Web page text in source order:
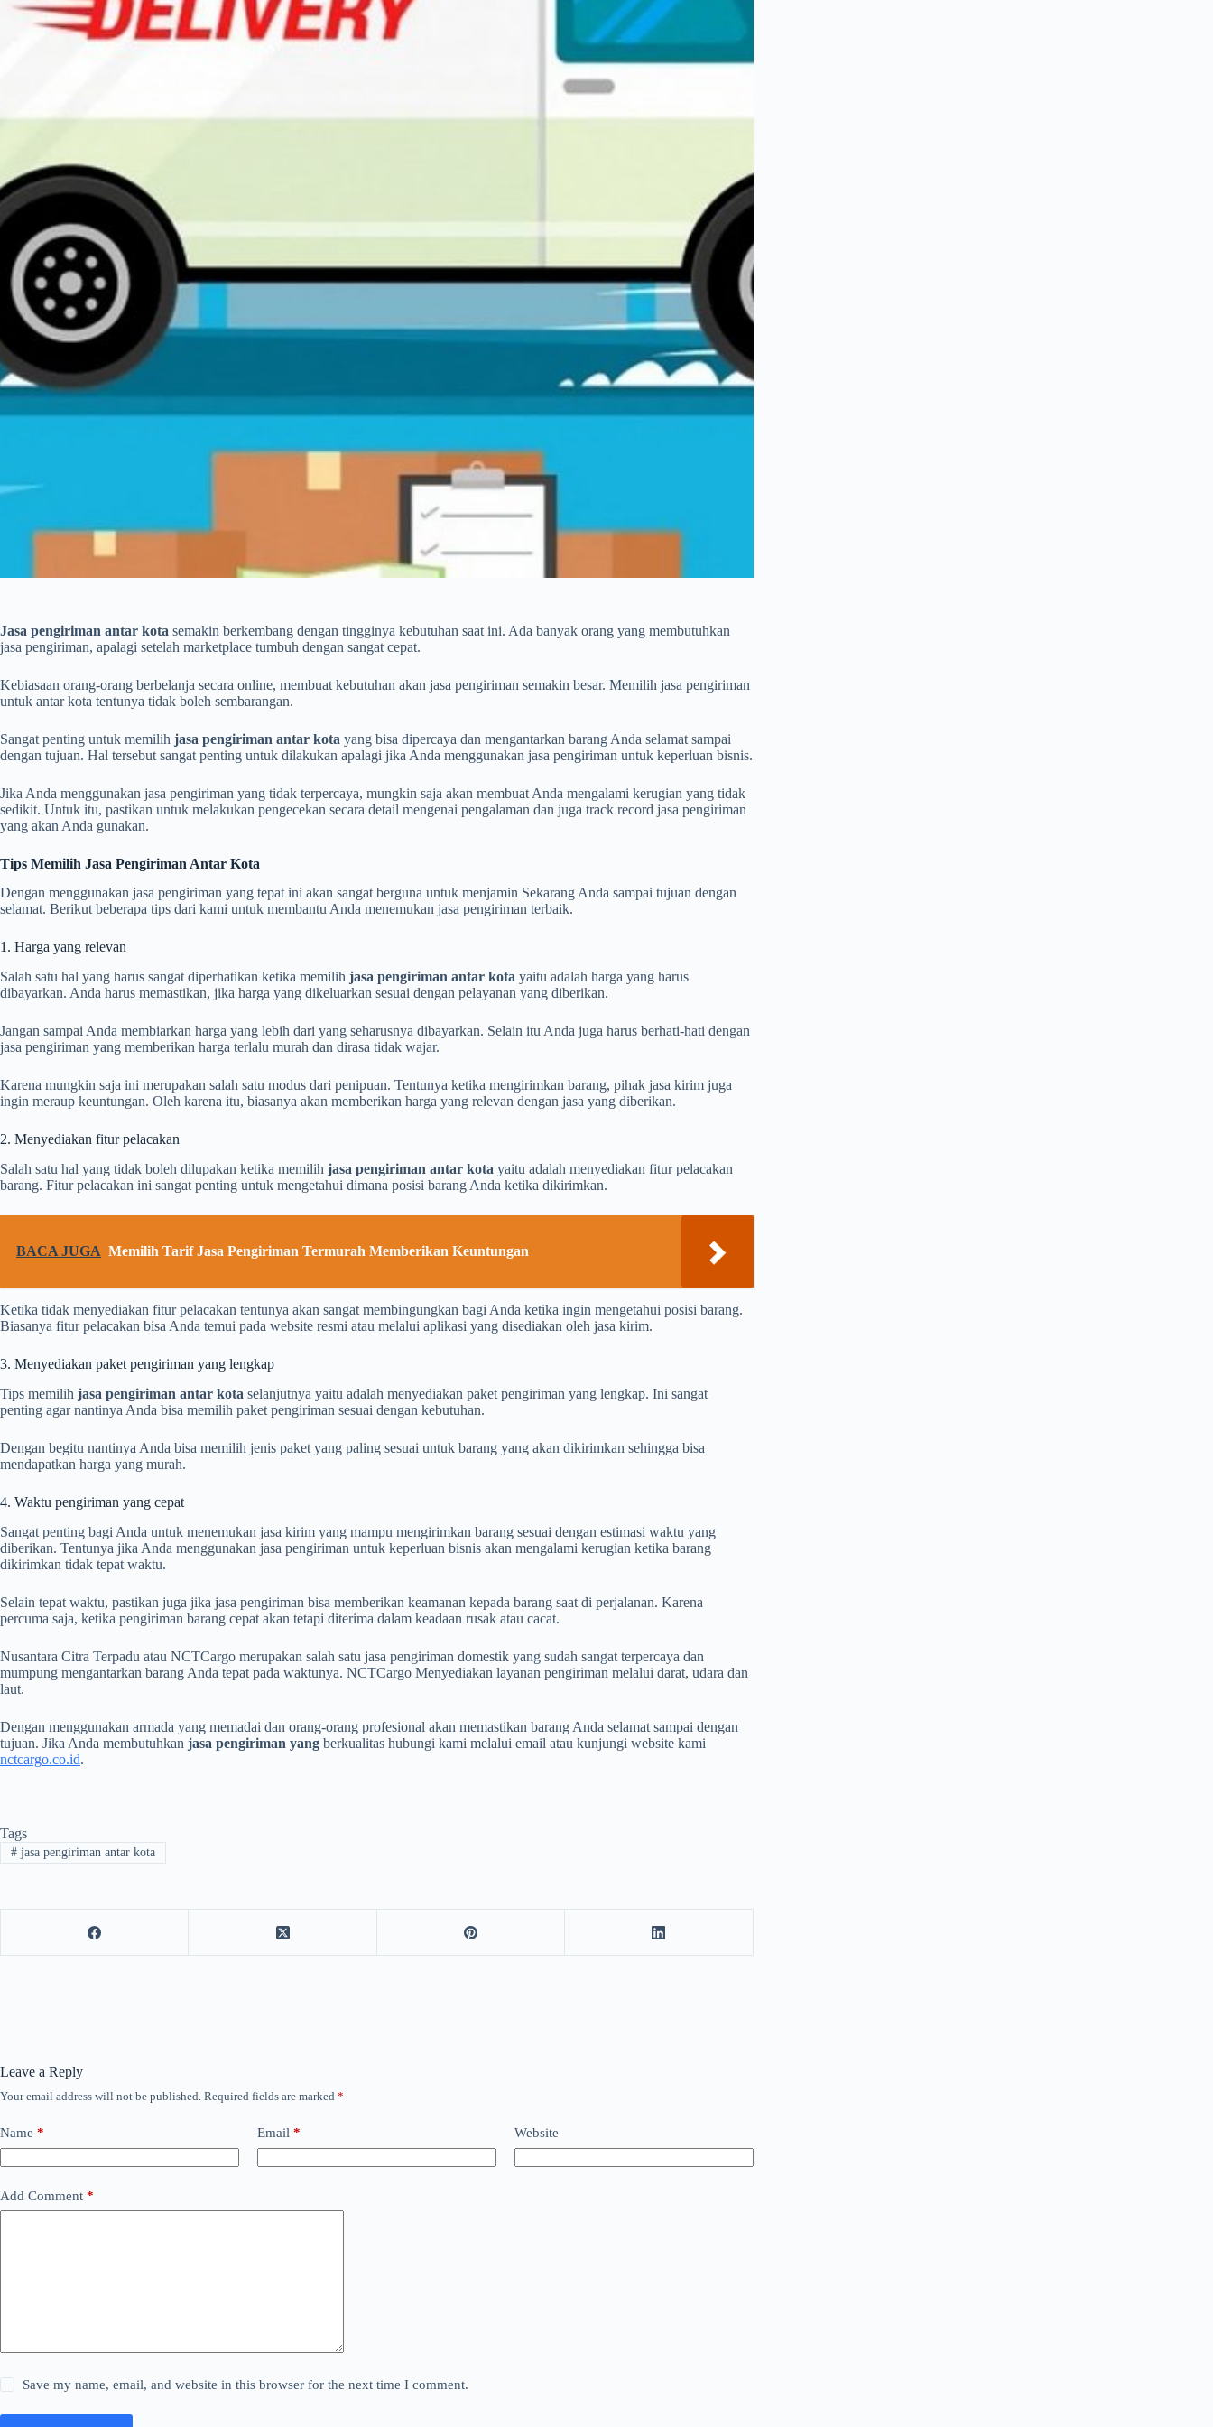
Jasa pengiriman antar kota semakin berkembang dengan tingginya kebutuhan saat ini. Ada banyak orang yang membutuhkan
jasa pengiriman, apalagi setelah marketplace tumbuh dengan sangat cepat.
Kebiasaan orang-orang berbelanja secara online, membuat kebutuhan akan jasa pengiriman semakin besar. Memilih jasa pengiriman
untuk antar kota tentunya tidak boleh sembarangan.
Sangat penting untuk memilih jasa pengiriman antar kota yang bisa dipercaya dan mengantarkan barang Anda selamat sampai
dengan tujuan. Hal tersebut sangat penting untuk dilakukan apalagi jika Anda menggunakan jasa pengiriman untuk keperluan bisnis.
Jika Anda menggunakan jasa pengiriman yang tidak terpercaya, mungkin saja akan membuat Anda mengalami kerugian yang tidak
sedikit. Untuk itu, pastikan untuk melakukan pengecekan secara detail mengenai pengalaman dan juga track record jasa pengiriman
yang akan Anda gunakan.
Tips Memilih Jasa Pengiriman Antar Kota
Dengan menggunakan jasa pengiriman yang tepat ini akan sangat berguna untuk menjamin Sekarang Anda sampai tujuan dengan
selamat. Berikut beberapa tips dari kami untuk membantu Anda menemukan jasa pengiriman terbaik.
1. Harga yang relevan
Salah satu hal yang harus sangat diperhatikan ketika memilih jasa pengiriman antar kota yaitu adalah harga yang harus
dibayarkan. Anda harus memastikan, jika harga yang dikeluarkan sesuai dengan pelayanan yang diberikan.
Jangan sampai Anda membiarkan harga yang lebih dari yang seharusnya dibayarkan. Selain itu Anda juga harus berhati-hati dengan
jasa pengiriman yang memberikan harga terlalu murah dan dirasa tidak wajar.
Karena mungkin saja ini merupakan salah satu modus dari penipuan. Tentunya ketika mengirimkan barang, pihak jasa kirim juga
ingin meraup keuntungan. Oleh karena itu, biasanya akan memberikan harga yang relevan dengan jasa yang diberikan.
2. Menyediakan fitur pelacakan
Salah satu hal yang tidak boleh dilupakan ketika memilih jasa pengiriman antar kota yaitu adalah menyediakan fitur pelacakan
barang. Fitur pelacakan ini sangat penting untuk mengetahui dimana posisi barang Anda ketika dikirimkan.
BACA JUGA Memilih Tarif Jasa Pengiriman Termurah Memberikan Keuntungan
Ketika tidak menyediakan fitur pelacakan tentunya akan sangat membingungkan bagi Anda ketika ingin mengetahui posisi barang.
Biasanya fitur pelacakan bisa Anda temui pada website resmi atau melalui aplikasi yang disediakan oleh jasa kirim.
3. Menyediakan paket pengiriman yang lengkap
Tips memilih jasa pengiriman antar kota selanjutnya yaitu adalah menyediakan paket pengiriman yang lengkap. Ini sangat
penting agar nantinya Anda bisa memilih paket pengiriman sesuai dengan kebutuhan.
Dengan begitu nantinya Anda bisa memilih jenis paket yang paling sesuai untuk barang yang akan dikirimkan sehingga bisa
mendapatkan harga yang murah.
4. Waktu pengiriman yang cepat
Sangat penting bagi Anda untuk menemukan jasa kirim yang mampu mengirimkan barang sesuai dengan estimasi waktu yang
diberikan. Tentunya jika Anda menggunakan jasa pengiriman untuk keperluan bisnis akan mengalami kerugian ketika barang
dikirimkan tidak tepat waktu.
Selain tepat waktu, pastikan juga jika jasa pengiriman bisa memberikan keamanan kepada barang saat di perjalanan. Karena
percuma saja, ketika pengiriman barang cepat akan tetapi diterima dalam keadaan rusak atau cacat.
Nusantara Citra Terpadu atau NCTCargo merupakan salah satu jasa pengiriman domestik yang sudah sangat terpercaya dan
mumpung mengantarkan barang Anda tepat pada waktunya. NCTCargo Menyediakan layanan pengiriman melalui darat, udara dan
laut.
Dengan menggunakan armada yang memadai dan orang-orang profesional akan memastikan barang Anda selamat sampai dengan
tujuan. Jika Anda membutuhkan jasa pengiriman yang berkualitas hubungi kami melalui email atau kunjungi website kami
nctcargo.co.id.
Tags
#jasa pengiriman antar kota
Leave a Reply
Your email address will not be published. Required fields are marked *
Name * Email * Website
Add Comment *
Save my name, email, and website in this browser for the next time I comment.